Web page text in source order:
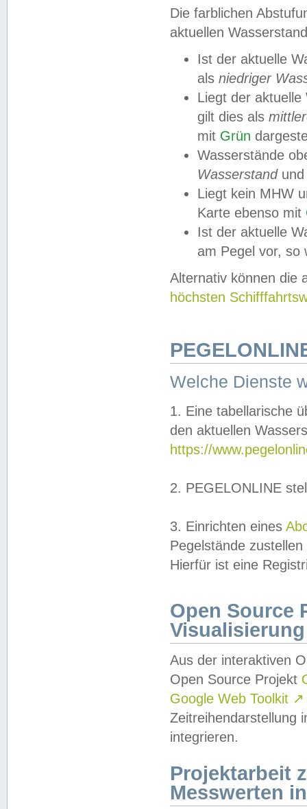
Die farblichen
aktuellen
Ist der aktuelle
als niedriger
Liegt der
gilt dies als
mit Grün
Wasserstände
Wasserstandund
Liegt kein MHW
Karte ebenso mit
Ist der aktuelle
am Pegel vor,
Alternativ können die
höchsten
Welche Dienste
1. Eine tabellarische
den aktuellen
https://
2. PEGELONLINE
3. Einrichten eines
Pegelstände
Hierfür ist eine
Open Source
Visualisierung
Aus der interaktiven
Open Source Projekt
Google Web Toolkit ↗
Zeitreihendarstellung
integrieren.
Projektarbeit
Messwerten